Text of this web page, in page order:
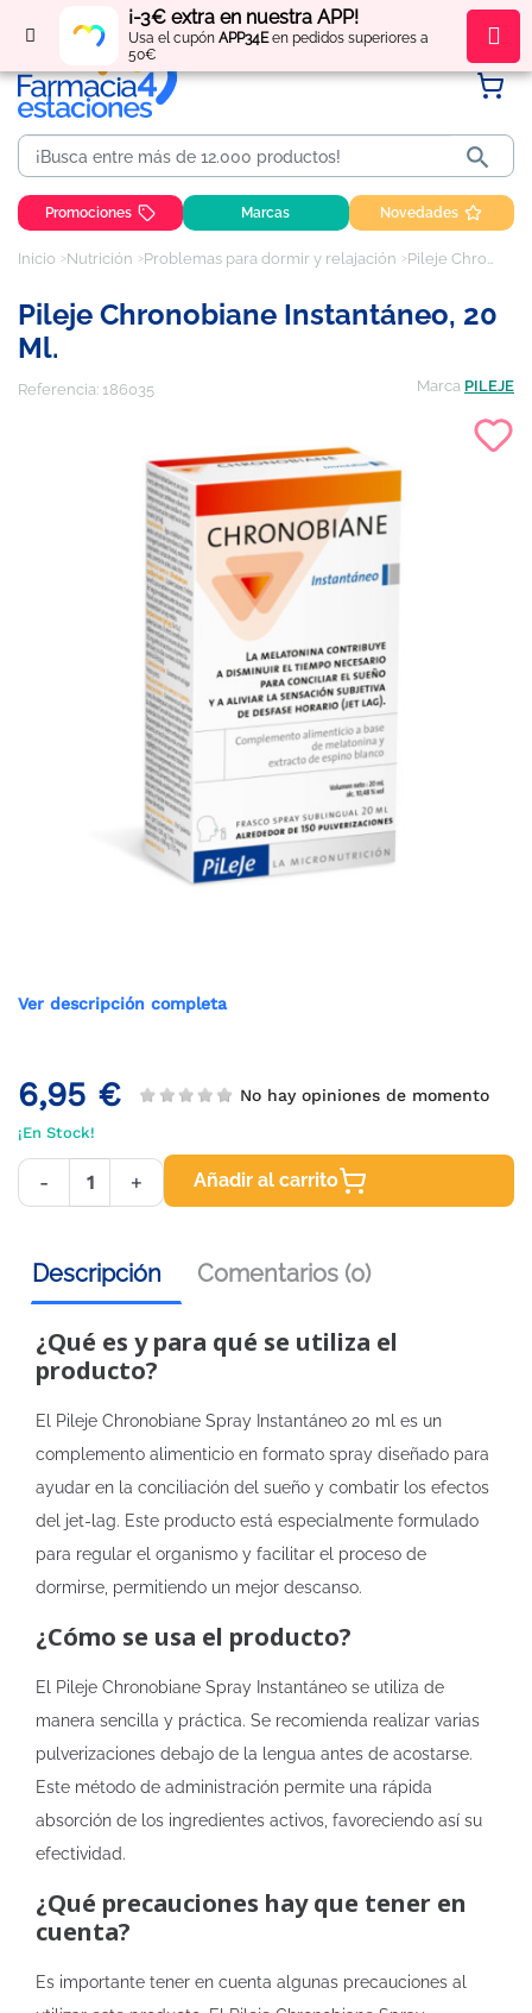
¡-3€ extra en nuestra APP!
Usa el cupón APP34Een pedidos superiores a
50€
Regístratey obténpuntos por tus compras

Promociones Marcas Novedades
Inicio Nutrición Problemas para dormir y relajación Pileje Chronobiane Instantáneo, 20 ml.
Pileje Chronobiane Instantáneo, 20
Ml.
Referencia: 186035 Marca PILEJE
Ver descripción completa
6,95 € No hay opiniones de momento
¡En Stock!
- + Añadir al carrito
Descripción Comentarios (0)
¿Qué es y para qué se utiliza el
producto?
El Pileje Chronobiane Spray Instantáneo 20 ml es un
complemento alimenticio en formato spray diseñado para
ayudar en la conciliación del sueño y combatir los efectos
del jet-lag. Este producto está especialmente formulado
para regular el organismo y facilitar el proceso de
dormirse, permitiendo un mejor descanso.
¿Cómo se usa el producto?
El Pileje Chronobiane Spray Instantáneo se utiliza de
manera sencilla y práctica. Se recomienda realizar varias
pulverizaciones debajo de la lengua antes de acostarse.
Este método de administración permite una rápida
absorción de los ingredientes activos, favoreciendo así su
efectividad.
¿Qué precauciones hay que tener en
cuenta?
Es importante tener en cuenta algunas precauciones al